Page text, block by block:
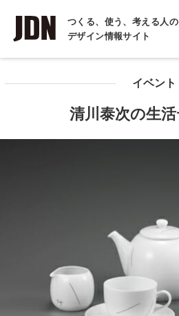
つくる、使う、考える人の
デザイン情報サイト
INTERVIEW
インタビュー
イベント
清川泰次の生